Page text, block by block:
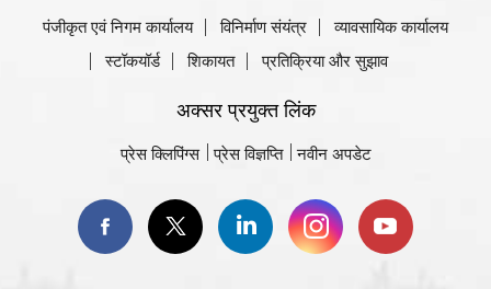
पंजीकृत एवं निगम कार्यालय विनिर्माण संयंत्र
व्यावसायिक कार्यालय
स्टॉकयॉर्ड
शिकायत प्रतिक्रिया और सुझाव
अक्सर प्रयुक्त लिंक
प्रेस क्लिपिंग्स प्रेस विज्ञप्ति नवीन अपडेट